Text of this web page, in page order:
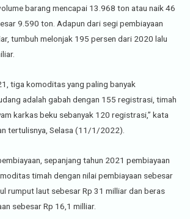
barang mencapai 13.968 ton atau naik 46
9.590 ton. Adapun dari segi pembiayaan
tumbuh melonjak 195 persen dari 2020 lalu
tiga komoditas yang paling banyak
adalah gabah dengan 155 registrasi, timah
karkas beku sebanyak 120 registrasi,” kata
tertulisnya, Selasa (11/1/2022).
sepanjang tahun 2021 pembiayaan
timah dengan nilai pembiayaan sebesar
rumput laut sebesar Rp 31 milliar dan beras
sebesar Rp 16,1 milliar.